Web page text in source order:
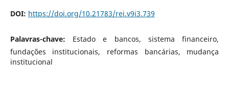
DOI: https://doi.org/10.21783/rei.v9i3.739
Palavras-chave: Estado e bancos, sistema financeiro,
fundações institucionais, reformas bancárias, mudança
institucional